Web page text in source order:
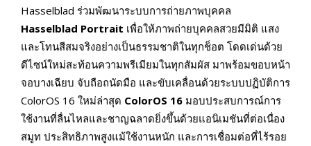
Hasselblad ร่วมพัฒนาระบบการถ่ายภาพบุคคล
Hasselblad Portrait เพื่อให้ภาพถ่ายบุคคลสวยมีมิติ แสง
และโทนสีสมจริงอย่างเป็นธรรมชาติในทุกช็อต โดดเด่นด้วย
ดีไซน์ใหม่สะท้อนความพรีเมียมในทุกสัมผัส มาพร้อมขอบหน้า
จอบางเฉียบ จับถือถนัดมือ และขับเคลื่อนด้วยระบบปฏิบัติการ
ColorOS 16 ใหม่ล่าสุด ColorOS 16 มอบประสบการณ์การ
ใช้งานที่ลื่นไหลและชาญฉลาดยิ่งขึ้นด้วยแอนิเมชันที่ต่อเนื่อง
สมูท ประสิทธิภาพสูงแม้ใช้งานหนัก และการเชื่อมต่อที่ไร้รอย